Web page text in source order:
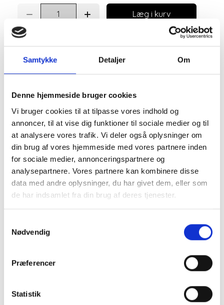
Samtykke Detaljer Om
Denne hjemmeside bruger cookies
Vi bruger cookies til at tilpasse vores indhold og
annoncer, til at vise dig funktioner til sociale medier og til
at analysere vores trafik. Vi deler også oplysninger om
din brug af vores hjemmeside med vores partnere inden
for sociale medier, annonceringspartnere og
analysepartnere. Vores partnere kan kombinere disse
data med andre oplysninger, du har givet dem, eller som
de har indsamlet fra din brug af deres tjenester.
Nødvendig
Præferencer
Statistik
Læg i kurv
Habitbukser med vidde i en klar blå farve.
Passer til denneblazer
Mere information
elastik i rygge, så bukserne sidder helt perfekt i livet.